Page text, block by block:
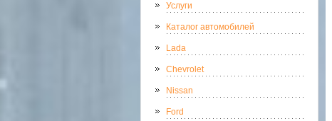
Услуги
Каталог автомобилей
Lada
Chevrolet
Nissan
Ford